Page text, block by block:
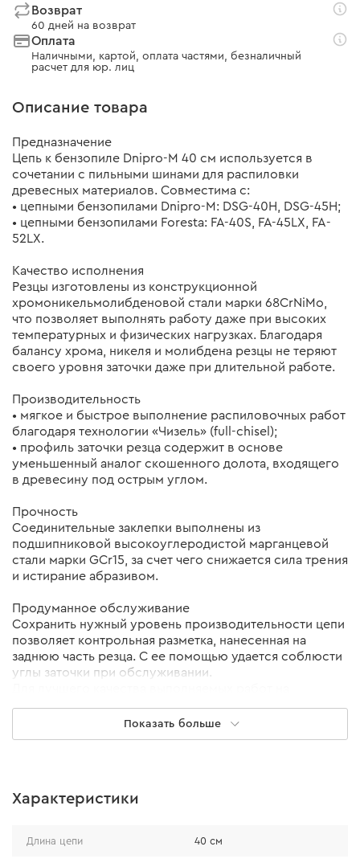
Возврат
60 дней на возврат
Оплата
Наличными, картой, оплата частями, безналичный
расчет для юр. лиц
Описание товара
Предназначение
Цепь к бензопиле Dnipro-M 40 см используется в
сочетании с пильными шинами для распиловки
древесных материалов. Совместима с:
• цепными бензопилами Dnipro-M: DSG-40H, DSG-45H;
• цепными бензопилами Foresta: FA-40S, FA-45LX, FA-
52LX.
Качество исполнения
Резцы изготовлены из конструкционной
хромоникельмолибденовой стали марки 68CrNiMo,
что позволяет выполнять работу даже при высоких
температурных и физических нагрузках. Благодаря
балансу хрома, никеля и молибдена резцы не теряют
своего уровня заточки даже при длительной работе.
Производительность
• мягкое и быстрое выполнение распиловочных работ
благодаря технологии «Чизель» (full-chisel);
• профиль заточки резца содержит в основе
уменьшенный аналог скошенного долота, входящего
в древесину под острым углом.
Прочность
Соединительные заклепки выполнены из
подшипниковой высокоуглеродистой марганцевой
стали марки GCr15, за счет чего снижается сила трения
и истирание абразивом.
Продуманное обслуживание
Сохранить нужный уровень производительности цепи
позволяет контрольная разметка, нанесенная на
заднюю часть резца. С ее помощью удается соблюсти
углы заточки при обслуживании.
рекомендуется использовать станок для заточки цепи.
смягчить ударные нагрузки при попадании инородных
процессе работы, возвращаясь без изменений в
Показать больше
Характеристики
Длина цепи 40 см